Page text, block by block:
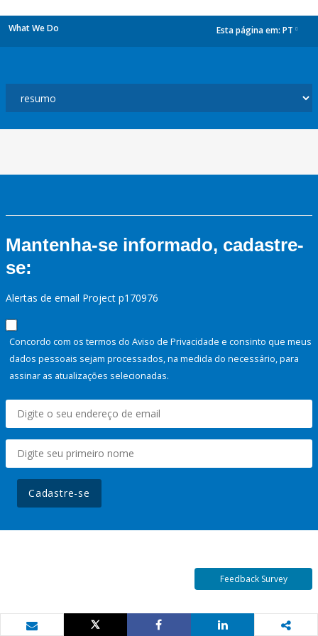
What We Do Esta página em: PT
Mantenha-se informado, cadastre-
se:
Alertas de email Project p170976
Concordo com os termos do Aviso de Privacidade e consinto que meus
dados pessoais sejam processados, na medida do necessário, para
assinar as atualizações selecionadas.
Cadastre-se
Feedback Survey